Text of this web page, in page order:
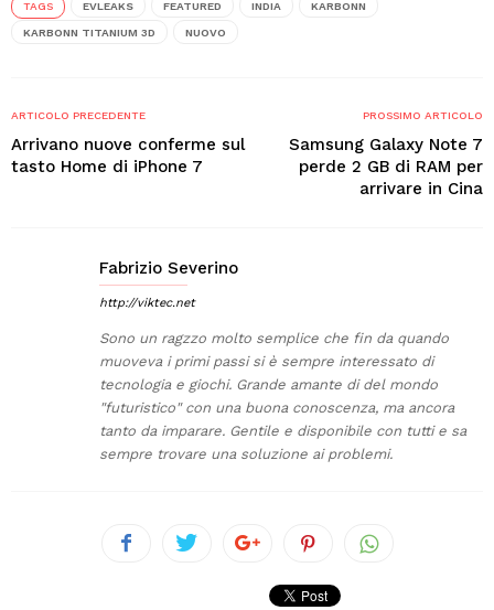
TAGS EVLEAKS FEATURED INDIA KARBONN
KARBONN TITANIUM 3D NUOVO
ARTICOLO PRECEDENTE
Arrivano nuove conferme sul
tasto Home di iPhone 7
PROSSIMO ARTICOLO
Samsung Galaxy Note 7
perde 2 GB di RAM per
arrivare in Cina
Fabrizio Severino
http://viktec.net
Sono un ragzzo molto semplice che fin da quando
muoveva i primi passi si è sempre interessato di
tecnologia e giochi. Grande amante di del mondo
"futuristico" con una buona conoscenza, ma ancora
tanto da imparare. Gentile e disponibile con tutti e sa
sempre trovare una soluzione ai problemi.